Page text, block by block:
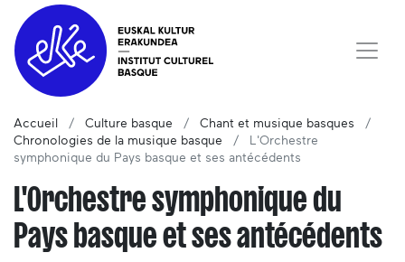
Accueil Culture basque
Chant et musique basques
Chronologies de la musique basque
L'Orchestre
symphonique du Pays basque et ses antécédents
L'Orchestre symphonique du
Pays basque et ses antécédents